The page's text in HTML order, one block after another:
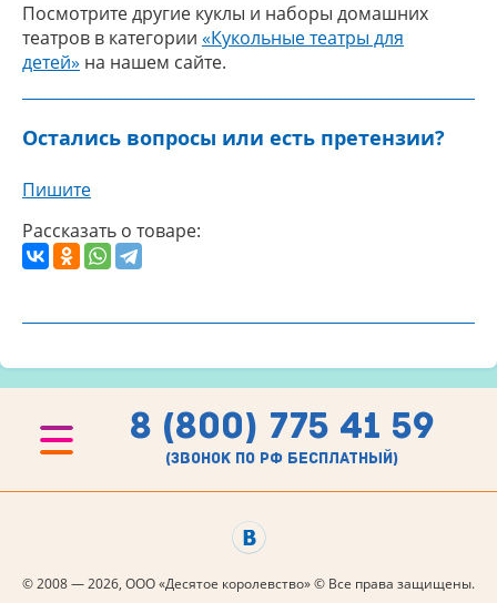
Посмотрите другие куклы и наборы домашних
театров в категории «Кукольные театры для
детей» на нашем сайте.
Остались вопросы или есть претензии?
Пишите
Рассказать о товаре:
8 (800) 775 41 59
(звонок по рф бесплатный)
© 2008 — 2026, ООО «Десятое королевство» © Все права защищены.